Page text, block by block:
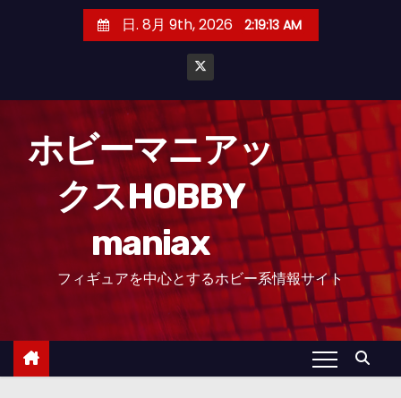
日. 8月 9th, 2026 2:19:13 AM
ホビーマニアッ
クスHOBBY
maniax
フィギュアを中心とするホビー系情報サイト